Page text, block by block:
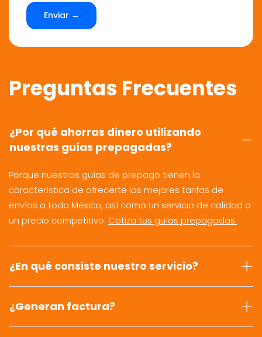
Enviar →
Preguntas Frecuentes
¿Por qué ahorras dinero utilizando
nuestras guías prepagadas?
Porque nuestras guías de prepago tienen la
característica de ofrecerte las mejores tarifas de
envíos a todo México, así como un servicio de calidad a
un precio competitivo. Cotiza tus guías prepagadas.
¿En qué consiste nuestro servicio?
¿Generan factura?